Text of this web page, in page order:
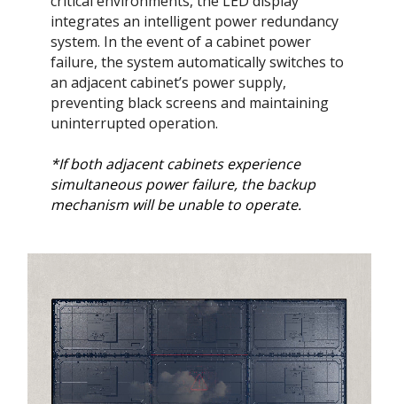
integrates an intelligent power redundancy
system. In the event of a cabinet power
failure, the system automatically switches to
an adjacent cabinet’s power supply,
preventing black screens and maintaining
uninterrupted operation.​
*If both adjacent cabinets experience
simultaneous power failure, the backup
mechanism will be unable to operate.